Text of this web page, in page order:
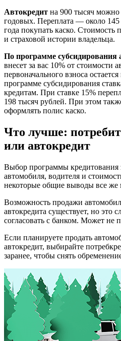
Автокредит на 900 тысяч можно
годовых. Переплата — около
года покупать каско. Стоимость
и страховой истории владельца.
По программе субсидирования
внесет за вас 10% от стоимости
первоначального взноса
программе субсидирования
кредитам. При ставке 15%
198 тысяч рублей. При этом
оформлять полис каско.
Что лучше:
или автокредит
Выбор программы кредитования
автомобиля, водителя и
некоторые общие выводы все же
Возможность продажи
автокредита существует, но это
согласовать с банком. Может не
Если планируете продать
автокредит, выбирайте
заранее, чтобы снять